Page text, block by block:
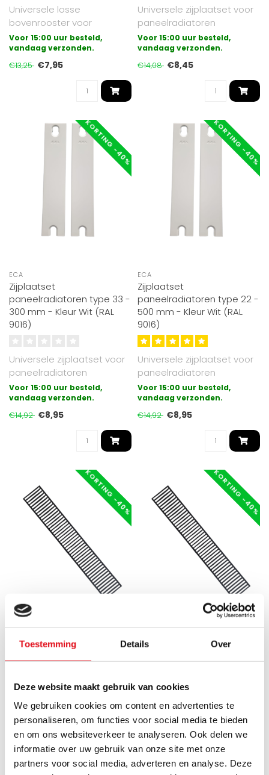
Toestemming Details Over
Deze website maakt gebruik van cookies
We gebruiken cookies om content en advertenties te
personaliseren, om functies voor social media te bieden
en om ons websiteverkeer te analyseren. Ook delen we
informatie over uw gebruik van onze site met onze
partners voor social media, adverteren en analyse. Deze
Universele losse
bovenrooster voor
paneelradiatoren
uitgevoerd in type 11.
Gesch..
Voor 15:00 uur besteld,
vandaag verzonden.
€13,25 €7,95
Universele zijplaatset voor
paneelradiatoren
uitgevoerd in type 11.
Geschikt voo..
Voor 15:00 uur besteld,
vandaag verzonden.
€14,08 €8,45
KORTING -40%
ECA
Zijplaatset
paneelradiatoren type 33 -
300 mm - Kleur Wit (RAL
9016)
Universele zijplaatset voor
paneelradiatoren
uitgevoerd in type 33.
Geschikt voo..
Voor 15:00 uur besteld,
vandaag verzonden.
€14,92 €8,95
KORTING -40%
ECA
Zijplaatset
paneelradiatoren type 22 -
500 mm - Kleur Wit (RAL
9016)
Universele zijplaatset voor
paneelradiatoren
uitgevoerd in type 22.
Geschikt voo..
Voor 15:00 uur besteld,
vandaag verzonden.
€14,92 €8,95
KORTING -40%
paneelradiator type 22 -
600 mm - Kleur Zwart (RAL
Universele losse zwarte
bovenrooster voor
paneelradiatoren
uitgevoerd in type 22..
Voor 15:00 uur besteld,
vandaag verzonden.
€14,92 €8,95
KORTING -40%
paneelradiator type 11 -
800 mm - Kleur Zwart (RAL
Universele losse zwarte
bovenrooster voor
paneelradiatoren
uitgevoerd in type 11..
Voor 15:00 uur besteld,
vandaag verzonden.
€14,92 €8,95